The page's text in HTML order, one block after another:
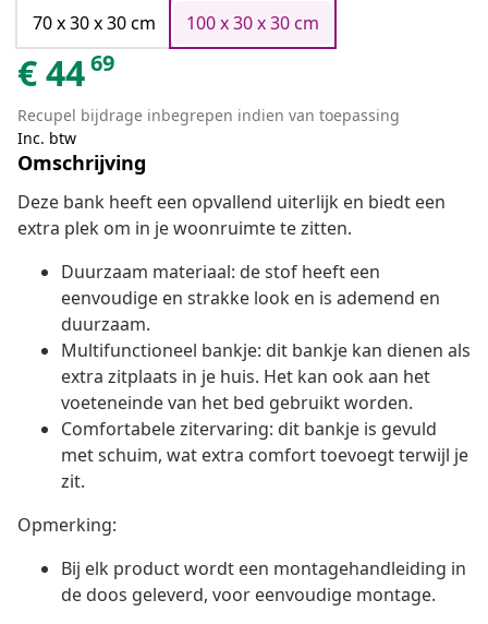
70 x 30 x 30 cm
100 x 30 x 30 cm
€4469
Recupel bijdrage inbegrepen indien van toepassing
Inc. btw
Omschrijving
Deze bank heeft een opvallend uiterlijk en biedt een
extra plek om in je woonruimte te zitten.
Duurzaam materiaal: de stof heeft een
eenvoudige en strakke look en is ademend en
duurzaam.
Multifunctioneel bankje: dit bankje kan dienen als
extra zitplaats in je huis. Het kan ook aan het
voeteneinde van het bed gebruikt worden.
Comfortabele zitervaring: dit bankje is gevuld
met schuim, wat extra comfort toevoegt terwijl je
zit.
Opmerking:
Bij elk product wordt een montagehandleiding in
de doos geleverd, voor eenvoudige montage.